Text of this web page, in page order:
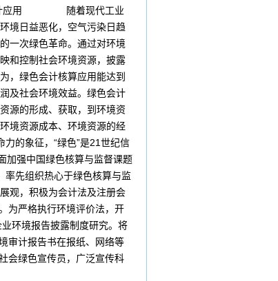
会计应用 随着现代工业
境日益恶化，空气污染日趋
一次绿色革命。通过对环境
和控制社会环境资源，披露
，绿色会计核算应用能达到
及社会环境效益。绿色会计
源的形成、获取，到环境资
境资源成本、环境资源的经
象征，“绿色”是21世纪信
加强中国绿色核算与监督课题
先组织热心于绿色核算与监
观，积极为会计法及注册会
为严格执行环境评价法，开
环境报告披露制度研究。将
审计报告书在报纸、网络等
会绿色宣传员，广泛宣传科